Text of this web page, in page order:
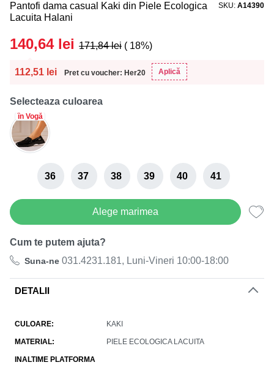
Pantofi dama casual Kaki din Piele Ecologica
Lacuita Halani
SKU A14390
112,51 lei Pret cu voucher: Her20 Aplică
140,64 lei 171,84lei ( 18%)
Selecteaza culoarea
în Vogă
36 37 38 39 40 41
Alege marimea
Cum te putem ajuta?
Suna-ne 031.4231.181, Luni-Vineri 10:00-18:00
DETALII
CULOARE KAKI
MATERIAL PIELE ECOLOGICA LACUITA
INALTIME PLATFORMA